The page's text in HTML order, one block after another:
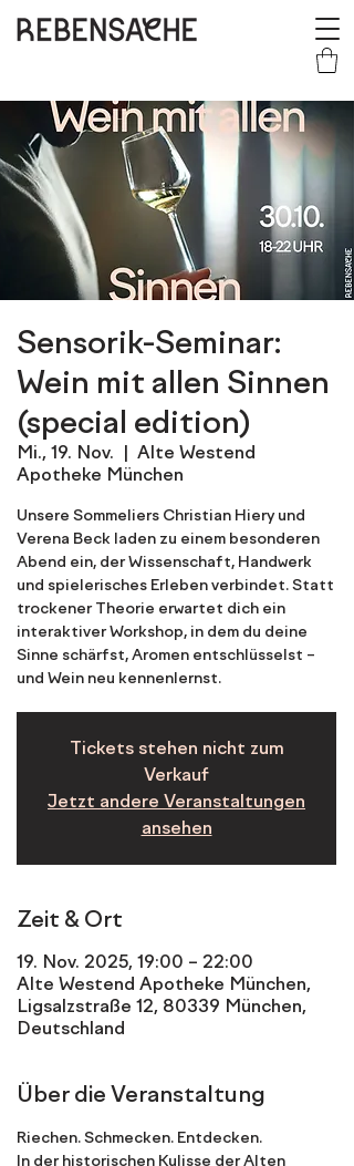
Sensorik-Seminar:
Wein mit allen Sinnen
(special edition)
Mi., 19. Nov.
  |
Alte Westend
Apotheke München
Unsere Sommeliers Christian Hiery und
Verena Beck laden zu einem besonderen
Abend ein, der Wissenschaft, Handwerk
und spielerisches Erleben verbindet. Statt
trockener Theorie erwartet dich ein
interaktiver Workshop, in dem du deine
Sinne schärfst, Aromen entschlüsselst –
Tickets stehen nicht zum
Verkauf
Jetzt andere Veranstaltungen
ansehen
Zeit & Ort
19. Nov. 2025, 19:00 – 22:00
Alte Westend Apotheke München,
Ligsalzstraße 12, 80339 München,
Deutschland
Über die Veranstaltung
Riechen. Schmecken. Entdecken.
In der historischen Kulisse der Alten